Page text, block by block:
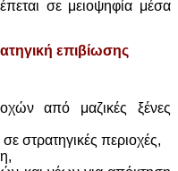
σε μειοψηφία μέσα
επιβίωσης
από μαζικές ξένες
στρατηγικές περιοχές,